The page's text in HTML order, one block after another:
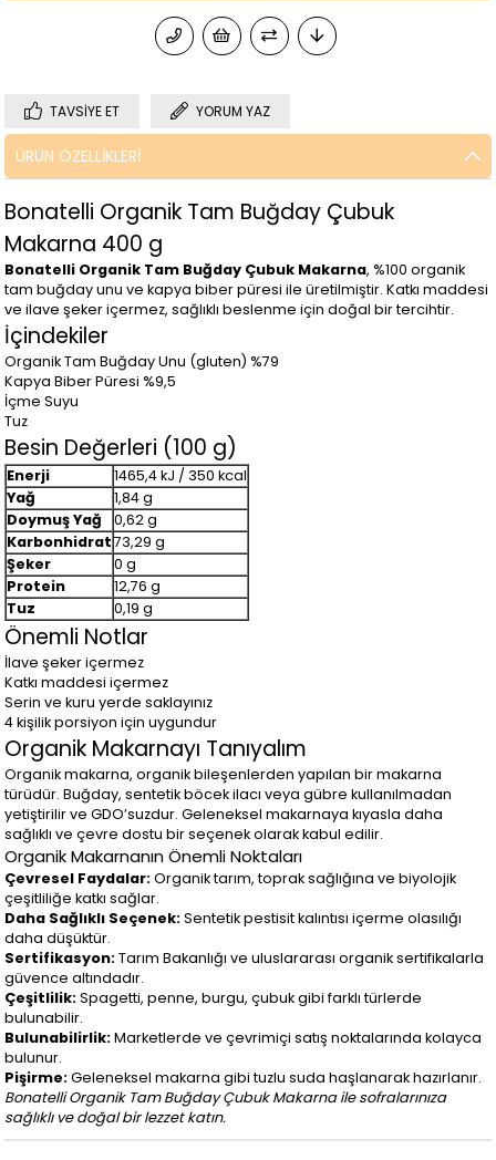
TAVSIYE ET YORUM YAZ
ÜRÜN ÖZELLIKLERI
Bonatelli Organik Tam Buğday Çubuk
Makarna 400 g
Bonatelli Organik Tam Buğday Çubuk Makarna, %100 organik
tam buğday unu ve kapya biber püresi ile üretilmiştir. Katkı maddesi
ve ilave şeker içermez, sağlıklı beslenme için doğal bir tercihtir.
İçindekiler
Organik Tam Buğday Unu (gluten) %79
Kapya Biber Püresi %9,5
İçme Suyu
Tuz
Besin Değerleri (100 g)
Enerji
1465,4 kJ / 350 kcal
Yağ
1,84 g
Doymuş Yağ
0,62 g
Karbonhidrat 73,29 g
Şeker
0 g
Protein
12,76 g
Tuz
0,19 g
Önemli Notlar
İlave şeker içermez
Katkı maddesi içermez
Serin ve kuru yerde saklayınız
4 kişilik porsiyon için uygundur
Organik Makarnayı Tanıyalım
Organik makarna, organik bileşenlerden yapılan bir makarna
türüdür. Buğday, sentetik böcek ilacı veya gübre kullanılmadan
yetiştirilir ve GDO’suzdur. Geleneksel makarnaya kıyasla daha
sağlıklı ve çevre dostu bir seçenek olarak kabul edilir.
Organik Makarnanın Önemli Noktaları
Çevresel Faydalar:Organik tarım, toprak sağlığına ve biyolojik
çeşitliliğe katkı sağlar.
Daha Sağlıklı Seçenek:Sentetik pestisit kalıntısı içerme olasılığı
daha düşüktür.
Sertifikasyon:Tarım Bakanlığı ve uluslararası organik sertifikalarla
güvence altındadır.
Çeşitlilik:Spagetti, penne, burgu, çubuk gibi farklı türlerde
bulunabilir.
Bulunabilirlik:Marketlerde ve çevrimiçi satış noktalarında kolayca
bulunur.
Pişirme:Geleneksel makarna gibi tuzlu suda haşlanarak hazırlanır.
Bonatelli Organik Tam Buğday Çubuk Makarna ile sofralarınıza
sağlıklı ve doğal bir lezzet katın.